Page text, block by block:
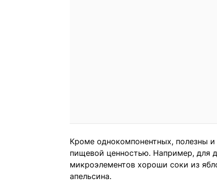
Кроме однокомпонентных, полезны
пищевой ценностью. Например, для
микроэлементов хороши соки из
апельсина.